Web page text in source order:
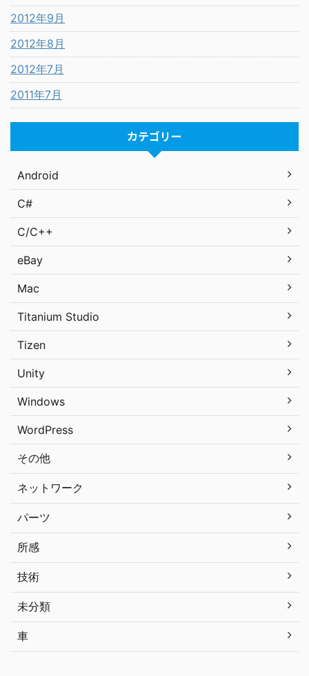
2012年9月
2012年8月
2012年7月
2011年7月
カテゴリー
Android
C#
C/C++
eBay
Mac
Titanium Studio
Tizen
Unity
Windows
WordPress
その他
ネットワーク
パーツ
所感
技術
未分類
車